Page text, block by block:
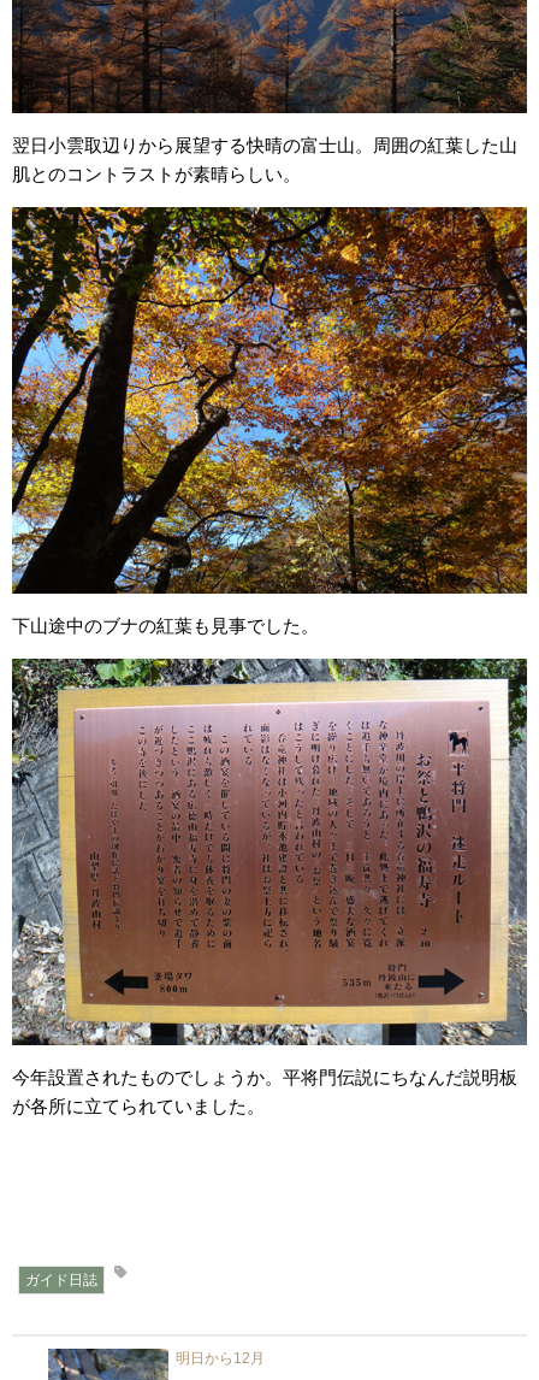
翌日小雲取辺りから展望する快晴の富士山。周囲の紅葉した山
肌とのコントラストが素晴らしい。
下山途中のブナの紅葉も見事でした。
今年設置されたものでしょうか。平将門伝説にちなんだ説明板
が各所に立てられていました。
ガイド日誌
明日から12月